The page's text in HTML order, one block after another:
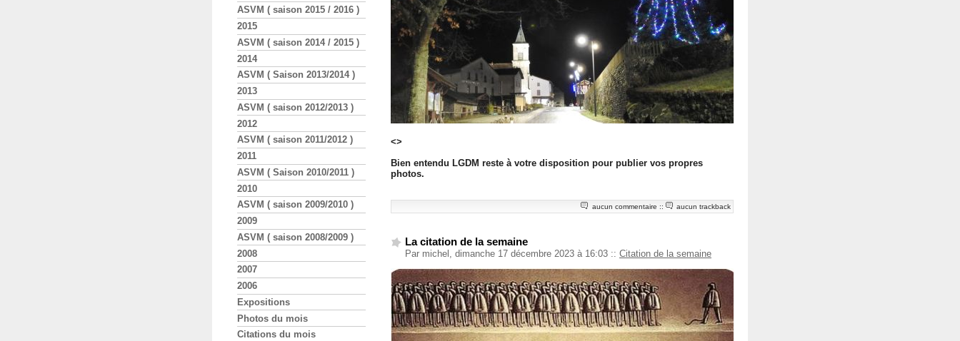
<>
Bien entendu LGDM reste à votre disposition pour publier vos propres
photos.
aucun commentaire :: aucun trackback
La citation de la semaine
Par michel, dimanche 17 décembre 2023 à 16:03 :: Citation de la semaine
ASVM ( saison 2015 / 2016 )
2015
ASVM ( saison 2014 / 2015 )
2014
ASVM ( Saison 2013/2014 )
2013
ASVM ( saison 2012/2013 )
2012
ASVM ( saison 2011/2012 )
2011
ASVM ( Saison 2010/2011 )
2010
ASVM ( saison 2009/2010 )
2009
ASVM ( saison 2008/2009 )
2008
2007
2006
Expositions
Photos du mois
Citations du mois